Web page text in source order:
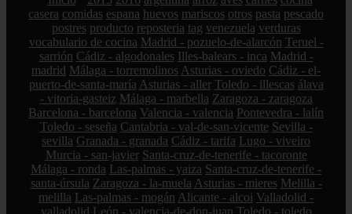
casera comidas espana huevos mariscos otros pasta pescado
postres producto reposteria tag venezuela verduras
vocabulario de cocina Madrid - pozuelo-de-alarcón Teruel -
sarrión Cádiz - algodonales Illes-balears - inca Madrid -
madrid Málaga - torremolinos Asturias - oviedo Cádiz - el-
puerto-de-santa-maría Asturias - aller Toledo - illescas álava
- vitoria-gasteiz Málaga - marbella Zaragoza - zaragoza
Barcelona - barcelona Valencia - valencia Pontevedra - lalín
Toledo - seseña Cantabria - val-de-san-vicente Sevilla -
sevilla Granada - granada Cádiz - tarifa Lugo - viveiro
Murcia - san-javier Santa-cruz-de-tenerife - tacoronte
Málaga - ronda Las-palmas - yaiza Santa-cruz-de-tenerife -
santa-úrsula Zaragoza - la-muela Asturias - mieres Melilla -
melilla Las-palmas - mogán Alicante - alcoi Valladolid -
valladolid León - valencia-de-don-juan Toledo - toledo